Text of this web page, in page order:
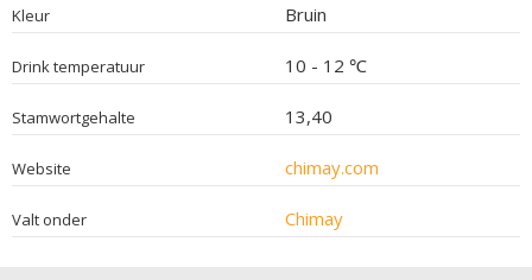
Kleur Bruin
Drink temperatuur 10 - 12 ℃
Stamwortgehalte 13,40
Website chimay.com
Valt onder Chimay